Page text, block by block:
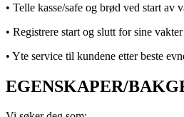
• Telle kasse/safe og brød ved start
• Registrere start og slutt for sine
• Yte service til kundene etter beste
EGENSKAPER/